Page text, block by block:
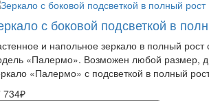
с боковой подсветкой в
и напольное зеркало в полный рост
«Палермо». Возможен любой размер,
«Палермо» с подсветкой в полный
734₽